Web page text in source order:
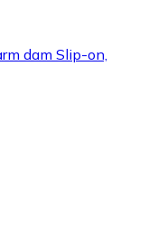
dam Slip-on,